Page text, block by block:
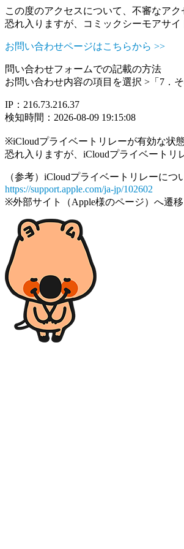
この度のアクセスについて、不審なアク
恐れ入りますが、コミックシーモアサ
お問い合わせページはこちらから >>
問い合わせフォームでの記載の方法
お問い合わせ内容の項目を選択 >「7．
IP：216.73.216.37
検知時間：2026-08-09 19:15:08
※iCloudプライベートリレーが有効な状
恐れ入りますが、iCloudプライベートリ
（参考）iCloudプライベートリレーにつ
https://support.apple.com/ja-jp/102602
※外部サイト（Apple様のページ）へ遷